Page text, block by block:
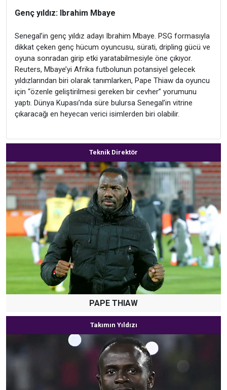
Genç yıldız: Ibrahim Mbaye
Senegal’in genç yıldız adayı Ibrahim Mbaye. PSG formasıyla
dikkat çeken genç hücum oyuncusu, sürati, dripling gücü ve
oyuna sonradan girip etki yaratabilmesiyle öne çıkıyor.
Reuters, Mbaye’yi Afrika futbolunun potansiyel gelecek
yıldızlarından biri olarak tanımlarken, Pape Thiaw da oyuncu
için “özenle geliştirilmesi gereken bir cevher” yorumunu
yaptı. Dünya Kupası’nda süre bulursa Senegal’in vitrine
çıkaracağı en heyecan verici isimlerden biri olabilir.
Teknik Direktör
PAPE THIAW
Takımın Yıldızı